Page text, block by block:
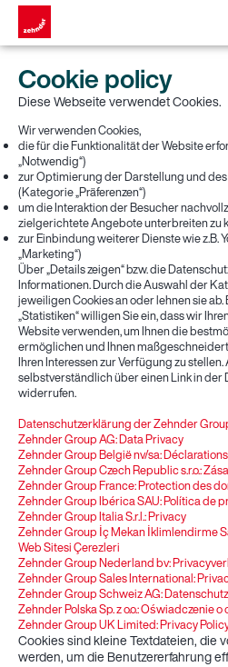
Cookie policy
Diese Webseite verwendet Cookies.
Wir verwenden Cookies,
die für die Funktionalität der Website
„Notwendig“)
zur Optimierung der Darstellung und
(Kategorie „Präferenzen“)
um die Interaktion der Besucher
zielgerichtete Angebote unterbreiten zu
zur Einbindung weiterer Dienste wie z.B.
„Marketing“)
Über „Details zeigen“ bzw. die
Informationen. Durch die Auswahl der
jeweiligen Cookies an oder lehnen sie
„Statistiken“ willigen Sie ein, dass wir
Website verwenden, um Ihnen die
ermöglichen und Ihnen
Ihren Interessen zur Verfügung zu
selbstverständlich über einen Link in der
widerrufen.
Datenschutzerklärung der Zehnder
Zehnder Group AG: Data Privacy
Zehnder Group België nv/sa:
Zehnder Group Czech Republic s.r.o.:
Zehnder Group France: Protection des
Zehnder Group Ibérica SAU: Política de
Zehnder Group Italia S.r.l.: Privacy
Zehnder Group İç Mekan İklimlendirme
Web Sitesi Çerezleri
Zehnder Group Nederland bv:
Zehnder Group Sales International:
Zehnder Group Schweiz AG: Datenschutz
Zehnder Polska Sp. z o.o.: Oświadczenie
Zehnder Group UK Limited: Privacy
Cookies sind kleine Textdateien, die
werden, um die Benutzererfahrung